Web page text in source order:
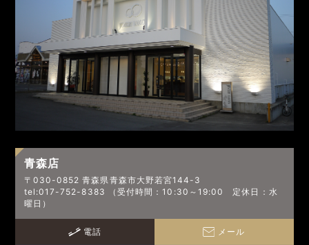
青森店
〒030-0852 青森県青森市大野若宮144-3
tel:017-752-8383 （受付時間：10:30～19:00 定休日：水
曜日）
電話 メール